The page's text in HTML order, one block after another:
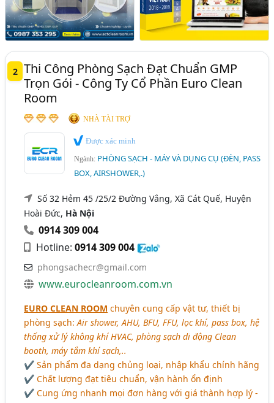
2 Thi Công Phòng Sạch Đạt Chuẩn GMP
Trọn Gói - Công Ty Cổ Phần Euro Clean
Room
NHÀ TÀI TRỢ
Được xác minh
Ngành: PHÒNG SẠCH - MÁY VÀ DỤNG CỤ (ĐÈN, PASS
BOX, AIRSHOWER,.)
Số 32 Hẻm 45 /25/2 Đường Vắng, Xã Cát Quế, Huyện
Hoài Đức, Hà Nội
0914 309 004
Hotline:0914 309 004
phongsachecr@gmail.com
www.eurocleanroom.com.vn
EURO CLEAN ROOM chuyên cung cấp vật tư, thiết bị
phòng sạch:Air shower, AHU, BFU, FFU, lọc khí, pass box, hệ
thống xử lý không khí HVAC, phòng sạch di động Clean
booth, máy tắm khí sạch,..
✔ Sản phẩm đa dạng chủng loại, nhập khẩu chính hãng
✔ Chất lượng đạt tiêu chuẩn, vận hành ổn định
✔ Cung ứng nhanh mọi đơn hàng với giá thành hợp lý -